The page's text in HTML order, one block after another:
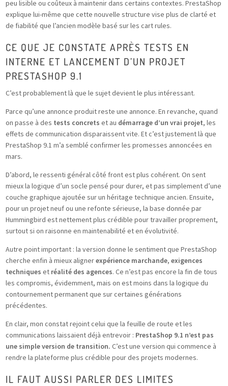
peu lisible ou coûteux à maintenir dans certains contextes. PrestaShop
explique lui-même que cette nouvelle structure vise plus de clarté et
de fiabilité que l’ancien modèle basé sur les cart rules.
CE QUE JE CONSTATE APRÈS TESTS EN
INTERNE ET LANCEMENT D’UN PROJET
PRESTASHOP 9.1
C’est probablement là que le sujet devient le plus intéressant.
Parce qu’une annonce produit reste une annonce. En revanche, quand
on passe à des tests concrets et au démarrage d’un vrai projet, les
effets de communication disparaissent vite. Et c’est justement là que
PrestaShop 9.1 m’a semblé confirmer les promesses annoncées en
mars.
D’abord, le ressenti général côté front est plus cohérent. On sent
mieux la logique d’un socle pensé pour durer, et pas simplement d’une
couche graphique ajoutée sur un héritage technique ancien. Ensuite,
pour un projet neuf ou une refonte sérieuse, la base donnée par
Hummingbird est nettement plus crédible pour travailler proprement,
surtout si on raisonne en maintenabilité et en évolutivité.
Autre point important : la version donne le sentiment que PrestaShop
cherche enfin à mieux alignerexpérience marchande, exigences
techniques et réalité des agences. Ce n’est pas encore la fin de tous
les compromis, évidemment, mais on est moins dans la logique du
contournement permanent que sur certaines générations
précédentes.
En clair, mon constat rejoint celui que la feuille de route et les
communications laissaient déjà entrevoir : PrestaShop 9.1 n’est pas
une simple version de transition. C’est une version qui commence à
rendre la plateforme plus crédible pour des projets modernes.
IL FAUT AUSSI PARLER DES LIMITES